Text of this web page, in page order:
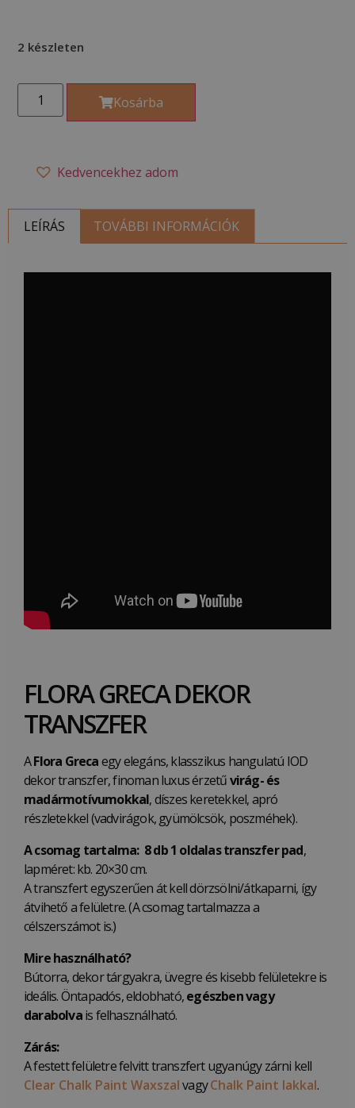
2 készleten
Kosárba
Kedvencekhez adom
LEÍRÁS TOVÁBBI INFORMÁCIÓK
FLORA GRECA DEKOR
TRANSZFER
AFlora Grecaegy elegáns, klasszikus hangulatú IOD
dekor transzfer, finoman luxus érzetűvirág- és
madármotívumokkal, díszes keretekkel, apró
részletekkel (vadvirágok, gyümölcsök, poszméhek).
A csomag tartalma: 8 db 1 oldalas transzfer pad,
lapméret: kb. 20×30 cm.
A transzfert egyszerűen át kell dörzsölni/átkaparni, így
átvihető a felületre. (A csomag tartalmazza a
célszerszámot is.)
Mire használható?
Bútorra, dekor tárgyakra, üvegre és kisebb felületekre is
ideális. Öntapadós, eldobható,egészben vagy
darabolvais felhasználható.
Zárás:
A festett felületre felvitt transzfert ugyanúgy zárni kell
Clear Chalk Paint WaxszalvagyChalk Paint lakkal.